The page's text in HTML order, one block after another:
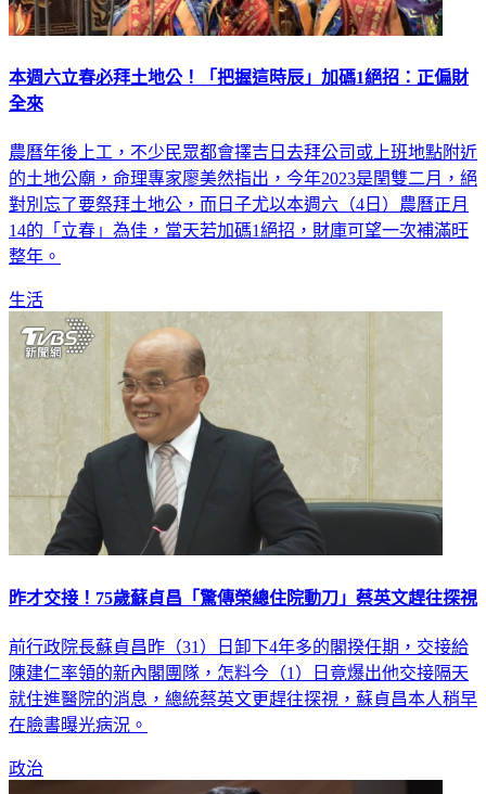
本週六立春必拜土地公！「把握這時辰」加碼1絕招：正偏財
全來
農曆年後上工，不少民眾都會擇吉日去拜公司或上班地點附近
的土地公廟，命理專家廖美然指出，今年2023是閏雙二月，絕
對別忘了要祭拜土地公，而日子尤以本週六（4日）農曆正月
14的「立春」為佳，當天若加碼1絕招，財庫可望一次補滿旺
整年。
生活
昨才交接！75歲蘇貞昌「驚傳榮總住院動刀」蔡英文趕往探視
前行政院長蘇貞昌昨（31）日卸下4年多的閣揆任期，交接給
陳建仁率領的新內閣團隊，怎料今（1）日竟爆出他交接隔天
就住進醫院的消息，總統蔡英文更趕往探視，蘇貞昌本人稍早
在臉書曝光病況。
政治